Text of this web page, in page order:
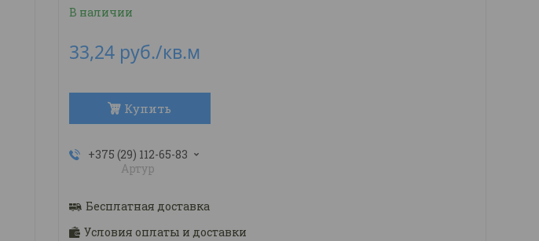
В наличии
33,24 руб./кв.м
Купить
+375 (29) 112-65-83
Артур
Бесплатная доставка
Условия оплаты и доставки